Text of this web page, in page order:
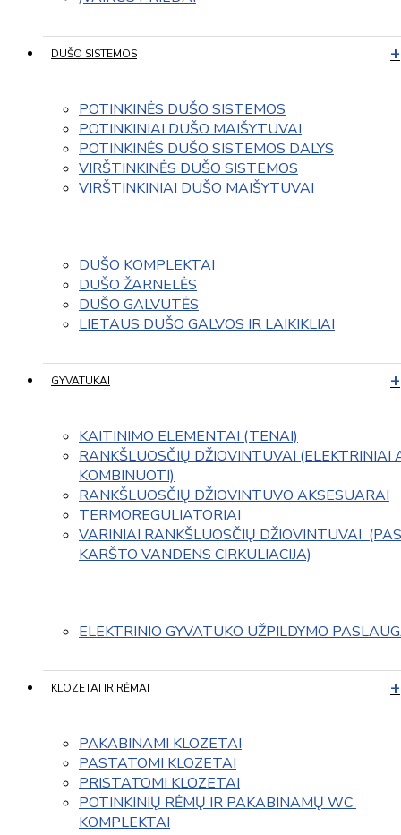
DUŠO SISTEMOS
POTINKINĖS DUŠO SISTEMOS
POTINKINIAI DUŠO MAIŠYTUVAI
POTINKINĖS DUŠO SISTEMOS DALYS
VIRŠTINKINĖS DUŠO SISTEMOS
VIRŠTINKINIAI DUŠO MAIŠYTUVAI
DUŠO KOMPLEKTAI
DUŠO ŽARNELĖS
DUŠO GALVUTĖS
LIETAUS DUŠO GALVOS IR LAIKIKLIAI
GYVATUKAI
KAITINIMO ELEMENTAI (TENAI)
RANKŠLUOSČIŲ DŽIOVINTUVAI (ELEKTRINIAI
KOMBINUOTI)
RANKŠLUOSČIŲ DŽIOVINTUVO AKSESUARAI
TERMOREGULIATORIAI
VARINIAI RANKŠLUOSČIŲ DŽIOVINTUVAI
KARŠTO VANDENS CIRKULIACIJA)
ELEKTRINIO GYVATUKO UŽPILDYMO
KLOZETAI IR RĖMAI
PAKABINAMI KLOZETAI
PASTATOMI KLOZETAI
PRISTATOMI KLOZETAI
POTINKINIŲ RĖMŲ IR PAKABINAMŲ WC
KOMPLEKTAI